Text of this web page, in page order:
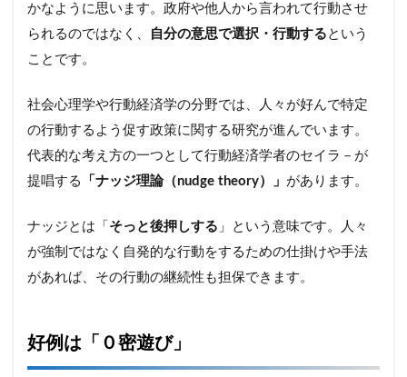
かなように思います。政府や他人から言われて行動させ
られるのではなく、
自分の意思で選択・行動する という
ことです。
社会心理学や行動経済学の分野では、人々が好んで特定
の行動するよう促す政策に関する研究が進んでいます。
代表的な考え方の一つとして行動経済学者のセイラ－が
提唱する
「ナッジ理論（nudge theory）」 があります。
ナッジとは「 そっと後押しする 」という意味です。人々
が強制ではなく自発的な行動をするための仕掛けや手法
があれば、その行動の継続性も担保できます。
好例は「０密遊び」